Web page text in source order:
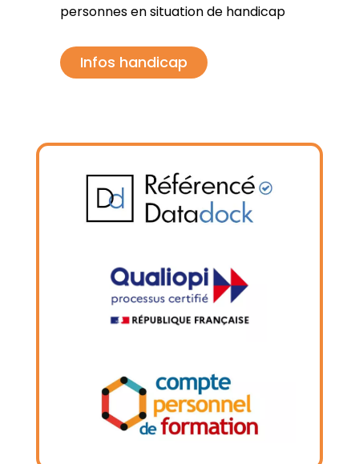
personnes en situation de handicap
Infos handicap